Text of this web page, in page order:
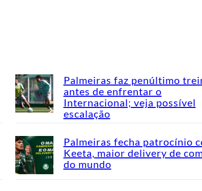
Palmeiras faz penúltimo
antes de enfrentar o
Internacional; veja possível
escalação
Palmeiras fecha patrocínio
Keeta, maior delivery de
do mundo